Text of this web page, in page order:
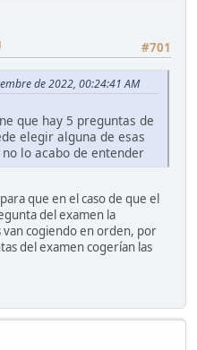
#701
de 2022, 00:24:41 AM
que hay 5 preguntas de
elegir alguna de esas
lo acabo de entender
que en el caso de que el
del examen la
cogiendo en orden, por
del examen cogerían las